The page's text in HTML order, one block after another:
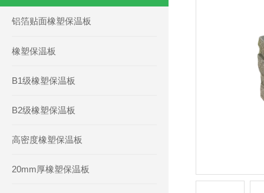
铝箔贴面橡塑保温板
橡塑保温板
B1级橡塑保温板
B2级橡塑保温板
高密度橡塑保温板
20mm厚橡塑保温板